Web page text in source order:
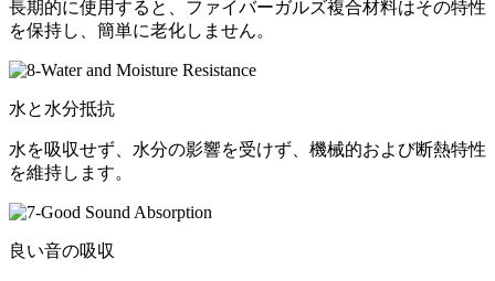
長期的に使用すると、ファイバーガルズ複合材料はその特性
を保持し、簡単に老化しません。
水と水分抵抗
水を吸収せず、水分の影響を受けず、機械的および断熱特性
を維持します。
良い音の吸収